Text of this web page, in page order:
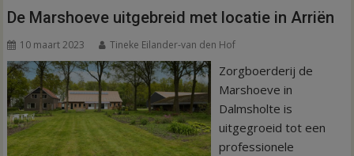
De Marshoeve uitgebreid met locatie in Arriën
10 maart 2023 Tineke Eilander-van den Hof
Zorgboerderij de
Marshoeve in
Dalmsholte is
uitgegroeid tot een
professionele